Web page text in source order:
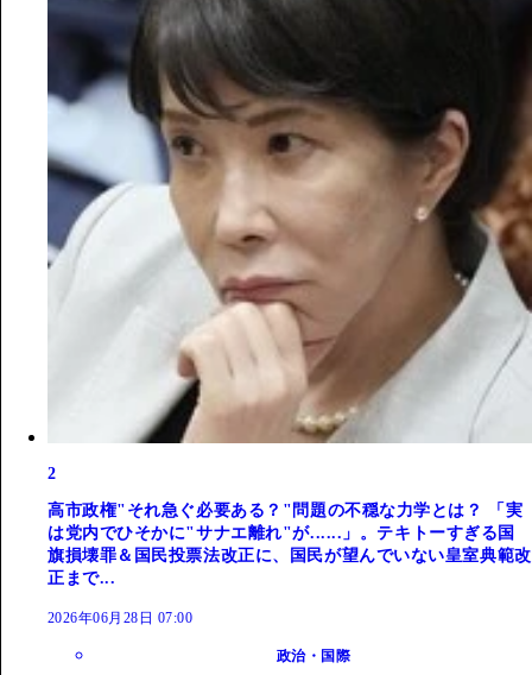
2
高市政権"それ急ぐ必要ある？"問題の不穏な力学とは？ 「実
は党内でひそかに"サナエ離れ"が......」。テキトーすぎる国
旗損壊罪＆国民投票法改正に、国民が望んでいない皇室典範改
正まで...
2026年06月28日 07:00
政治・国際